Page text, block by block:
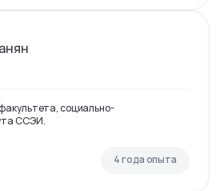
социально-
ССЭИ.
4 года опыта